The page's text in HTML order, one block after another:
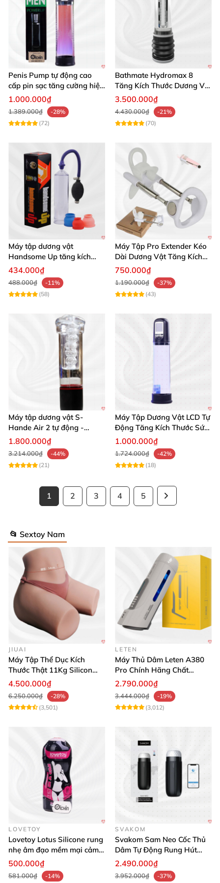
Penis Pump tự động cao
cấp pin sạc tăng cường hiệu
quả mua ngay
1.000.000₫
1.389.000₫
-28%
(72)
Bathmate Hydromax 8
Tăng Kích Thước Dương Vật
An Toàn Hiệu Quả
3.500.000₫
4.430.000₫
-21%
(70)
Máy tập dương vật
Handsome Up tăng kích
thước hiệu quả nhanh
434.000₫
488.000₫
-11%
(58)
Máy Tập Pro Extender Kéo
Dài Dương Vật Tăng Kích
Thước Hiệu Quả
750.000₫
1.190.000₫
-37%
(43)
Máy tập dương vật S-
Hande Air 2 tự động -
Rung, Hút, Tăng kích thước
1.800.000₫
3.214.000₫
-44%
(21)
Máy Tập Dương Vật LCD Tự
Động Tăng Kích Thước Sức
Bền
1.000.000₫
1.724.000₫
-42%
(18)
1 2 3 4 5
📂 Sextoy Nam
JIUAI
Máy Tập Thể Dục Kích
Thước Thật 11Kg Silicon
Cao Cấp Nhật Bản
4.500.000₫
6.250.000₫
-28%
(3,501)
LETEN
Máy Thủ Dâm Leten A380
Pro Chính Hãng Chất
Lượng Cao
2.790.000₫
3.444.000₫
-19%
(3,012)
LOVETOY
Lovetoy Lotus Silicone rung
nhẹ âm đạo mềm mại cảm
giác thật
500.000₫
581.000₫ -14%
SVAKOM
Svakom Sam Neo Cốc Thủ
Dâm Tự Động Rung Hút
App Điều Khiển Xa
2.490.000₫
3.952.000₫ -37%